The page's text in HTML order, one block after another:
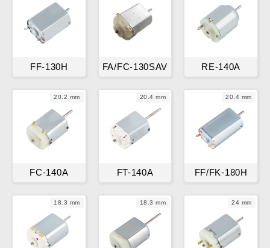
FF-130H FA/FC-130SAV RE-140A
20.2 mm
FC-140A
20.4 mm
FT-140A
20.4 mm
FF/FK-180H
18.3 mm 18.3 mm 24 mm